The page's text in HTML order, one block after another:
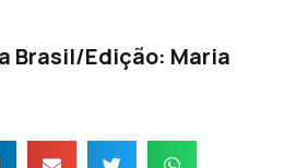
Brasil/Edição: Maria